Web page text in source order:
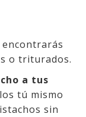
encontrarás
o triturados.
a tus
tú mismo
sin